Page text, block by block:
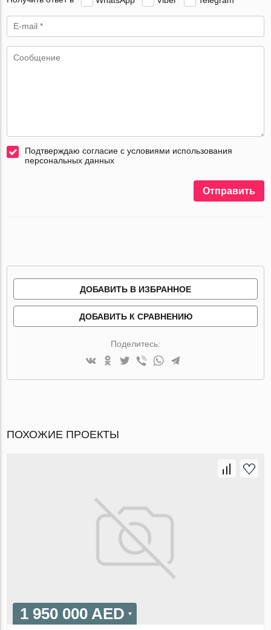
Подтверждаю согласие с условиями использования
персональных данных
Отправить
ДОБАВИТЬ В ИЗБРАННОЕ
ДОБАВИТЬ К СРАВНЕНИЮ
Поделитесь:
ПОХОЖИЕ ПРОЕКТЫ
1 950 000 AED